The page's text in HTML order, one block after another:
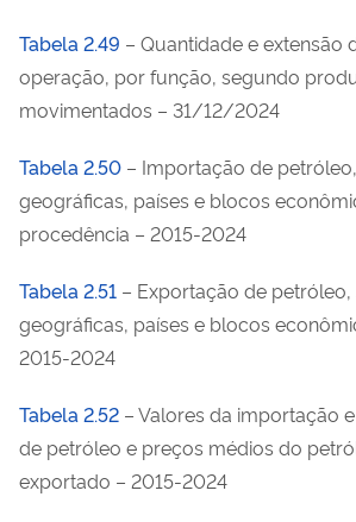
Tabela 2.49 – Quantidade e extensão
operação, por função, segundo
movimentados – 31/12/2024
Tabela 2.50 – Importação de
geográficas, países e blocos
procedência – 2015-2024
Tabela 2.51 – Exportação de
geográficas, países e blocos
2015-2024
Tabela 2.52 – Valores da importação
de petróleo e preços médios do
exportado – 2015-2024